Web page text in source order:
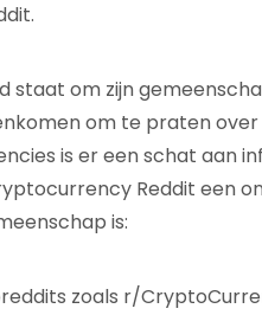
staat om zijn
om te praten
is er een schat aan
Reddit een
is:
zoals r/